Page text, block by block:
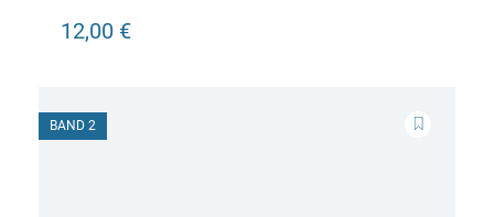
12,00 €
BAND 2